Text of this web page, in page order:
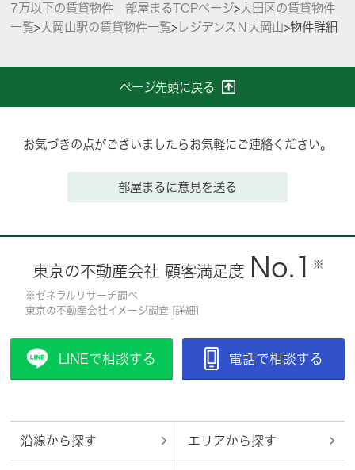
7万以下の賃貸物件 部屋まるTOPページ>大田区の賃貸物件
一覧>大岡山駅の賃貸物件一覧>レジデンスＮ大岡山>物件詳細
ページ先頭に戻る
お気づきの点がございましたらお気軽にご連絡ください。
部屋まるに意見を送る
東京の不動産会社 顧客満足度 No.1 ※
※ゼネラルリサーチ調べ
東京の不動産会社イメージ調査 [ 詳細
LINEで相談する 電話で相談する
沿線から探す エリアから探す